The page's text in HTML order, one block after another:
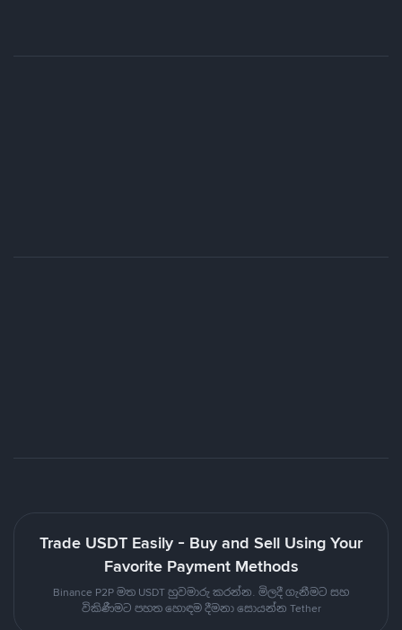
Trade USDT Easily - Buy and Sell Using Your
Favorite Payment Methods
Binance P2P මත USDT හුවමාරු කරන්න. මිලදී ගැනීමට සහ
විකිණීමට පහත හොඳම දීමනා සොයන්න Tether